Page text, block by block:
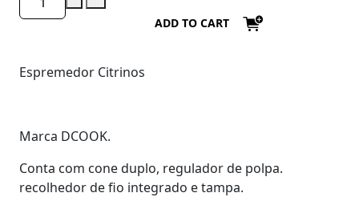
ADD TO CART
Espremedor Citrinos
Marca DCOOK.
Conta com cone duplo, regulador de polpa.
recolhedor de fio integrado e tampa.